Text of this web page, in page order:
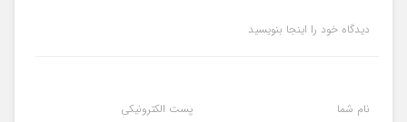
دیدگاه خود را اینجا بنویسید
نام شما پست الکترونیکی